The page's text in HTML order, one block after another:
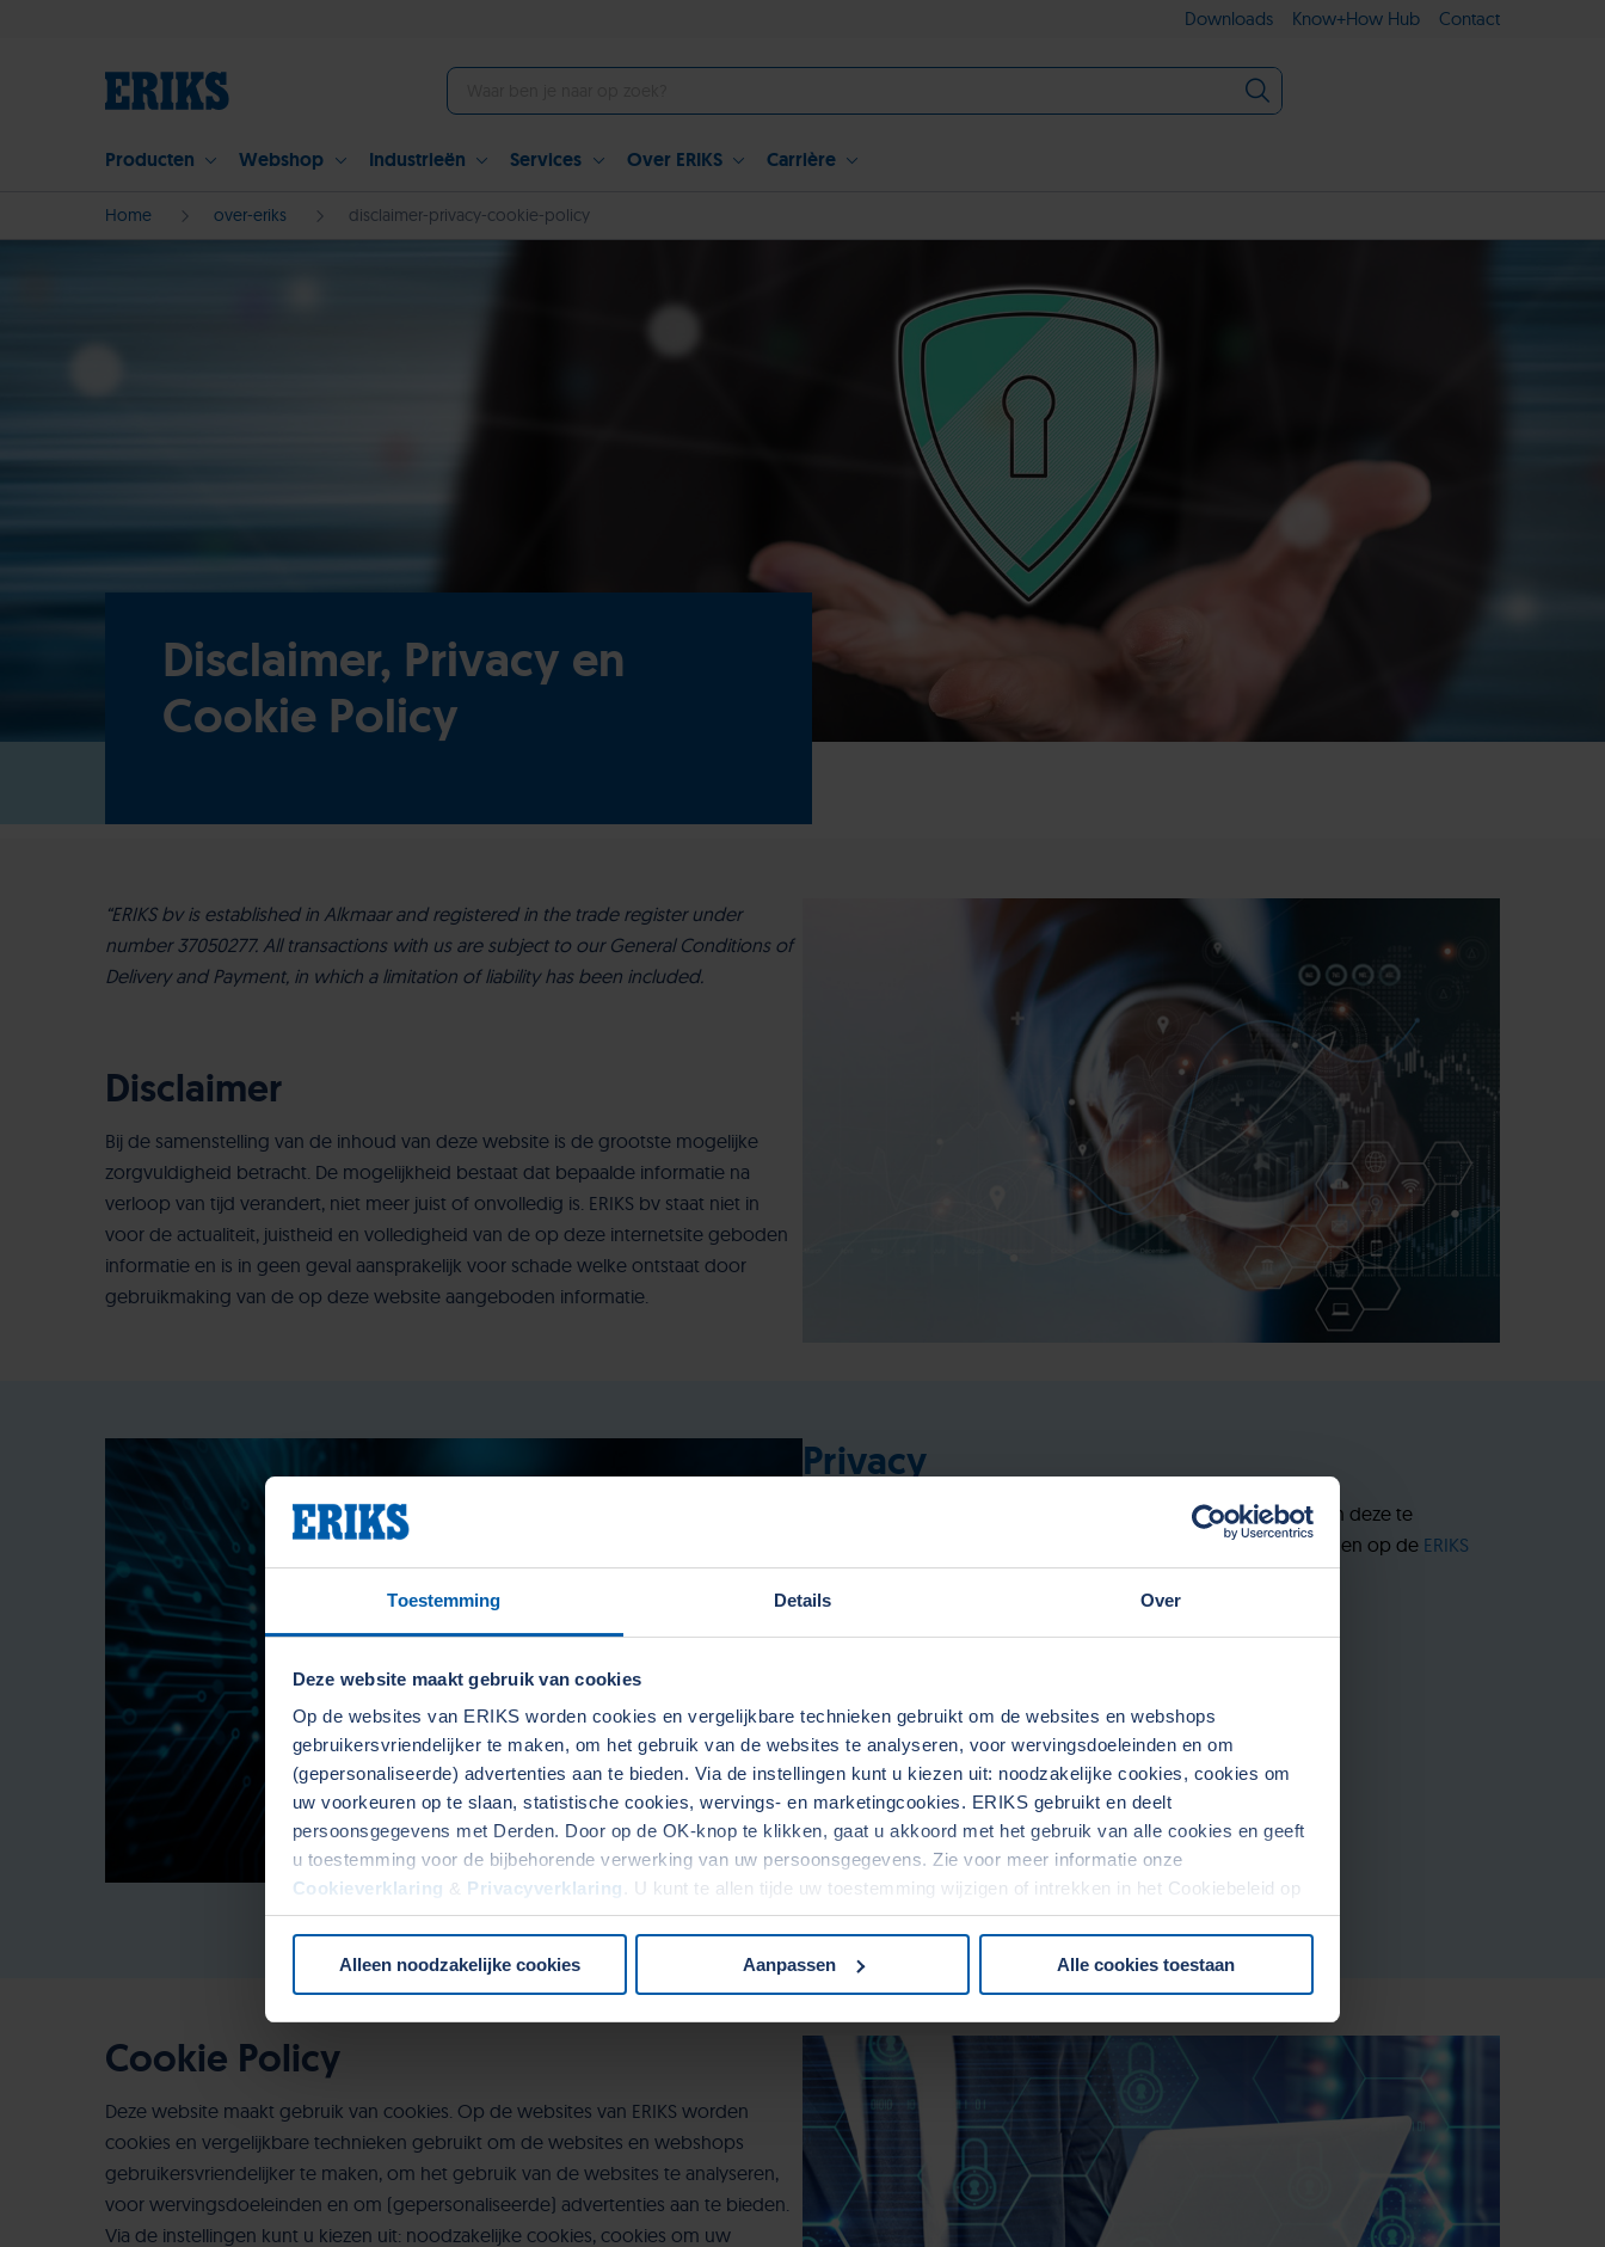
Toestemming Details Over
Deze website maakt gebruik van cookies
Op de websites van ERIKS worden cookies en vergelijkbare technieken gebruikt om de websites en webshops
gebruikersvriendelijker te maken, om het gebruik van de websites te analyseren, voor wervingsdoeleinden en om
(gepersonaliseerde) advertenties aan te bieden. Via de instellingen kunt u kiezen uit: noodzakelijke cookies, cookies om
uw voorkeuren op te slaan, statistische cookies, wervings- en marketingcookies. ERIKS gebruikt en deelt
persoonsgegevens met Derden. Door op de OK-knop te klikken, gaat u akkoord met het gebruik van alle cookies en geeft
u toestemming voor de bijbehorende verwerking van uw persoonsgegevens. Zie voor meer informatie onze
Cookieverklaring & Privacyverklaring . U kunt te allen tijde uw toestemming wijzigen of intrekken in het Cookiebeleid op
onze website.
Alleen noodzakelijke cookies Aanpassen Alle cookies toestaan
Producten Webshop Industrieën Services Over ERIKS Carrière
Downloads Know+How Hub Contact
Home over-eriks disclaimer-privacy-cookie-policy
Disclaimer, Privacy en
Cookie Policy
“ERIKS bv is established in Alkmaar and registered in the trade register under
number 37050277. All transactions with us are subject to our General Conditions of
Delivery and Payment, in which a limitation of liability has been included.
Disclaimer
Bij de samenstelling van de inhoud van deze website is de grootste mogelijke
zorgvuldigheid betracht. De mogelijkheid bestaat dat bepaalde informatie na
verloop van tijd verandert, niet meer juist of onvolledig is. ERIKS bv staat niet in
voor de actualiteit, juistheid en volledigheid van de op deze internetsite geboden
informatie en is in geen geval aansprakelijk voor schade welke ontstaat door
gebruikmaking van de op deze website aangeboden informatie.
Privacy
Uw privacy is voor ons belangrijk. Wij zullen er alles aan doen om deze te
waarborgen. De uitgebreide ERIKS Privacy Statement kunt u vinden op de ERIKS
Global Privacyverklaring-pagina
Cookie Policy
Deze website maakt gebruik van cookies. Op de websites van ERIKS worden
cookies en vergelijkbare technieken gebruikt om de websites en webshops
gebruikersvriendelijker te maken, om het gebruik van de websites te analyseren,
voor wervingsdoeleinden en om (gepersonaliseerde) advertenties aan te bieden.
Via de instellingen kunt u kiezen uit: noodzakelijke cookies, cookies om uw